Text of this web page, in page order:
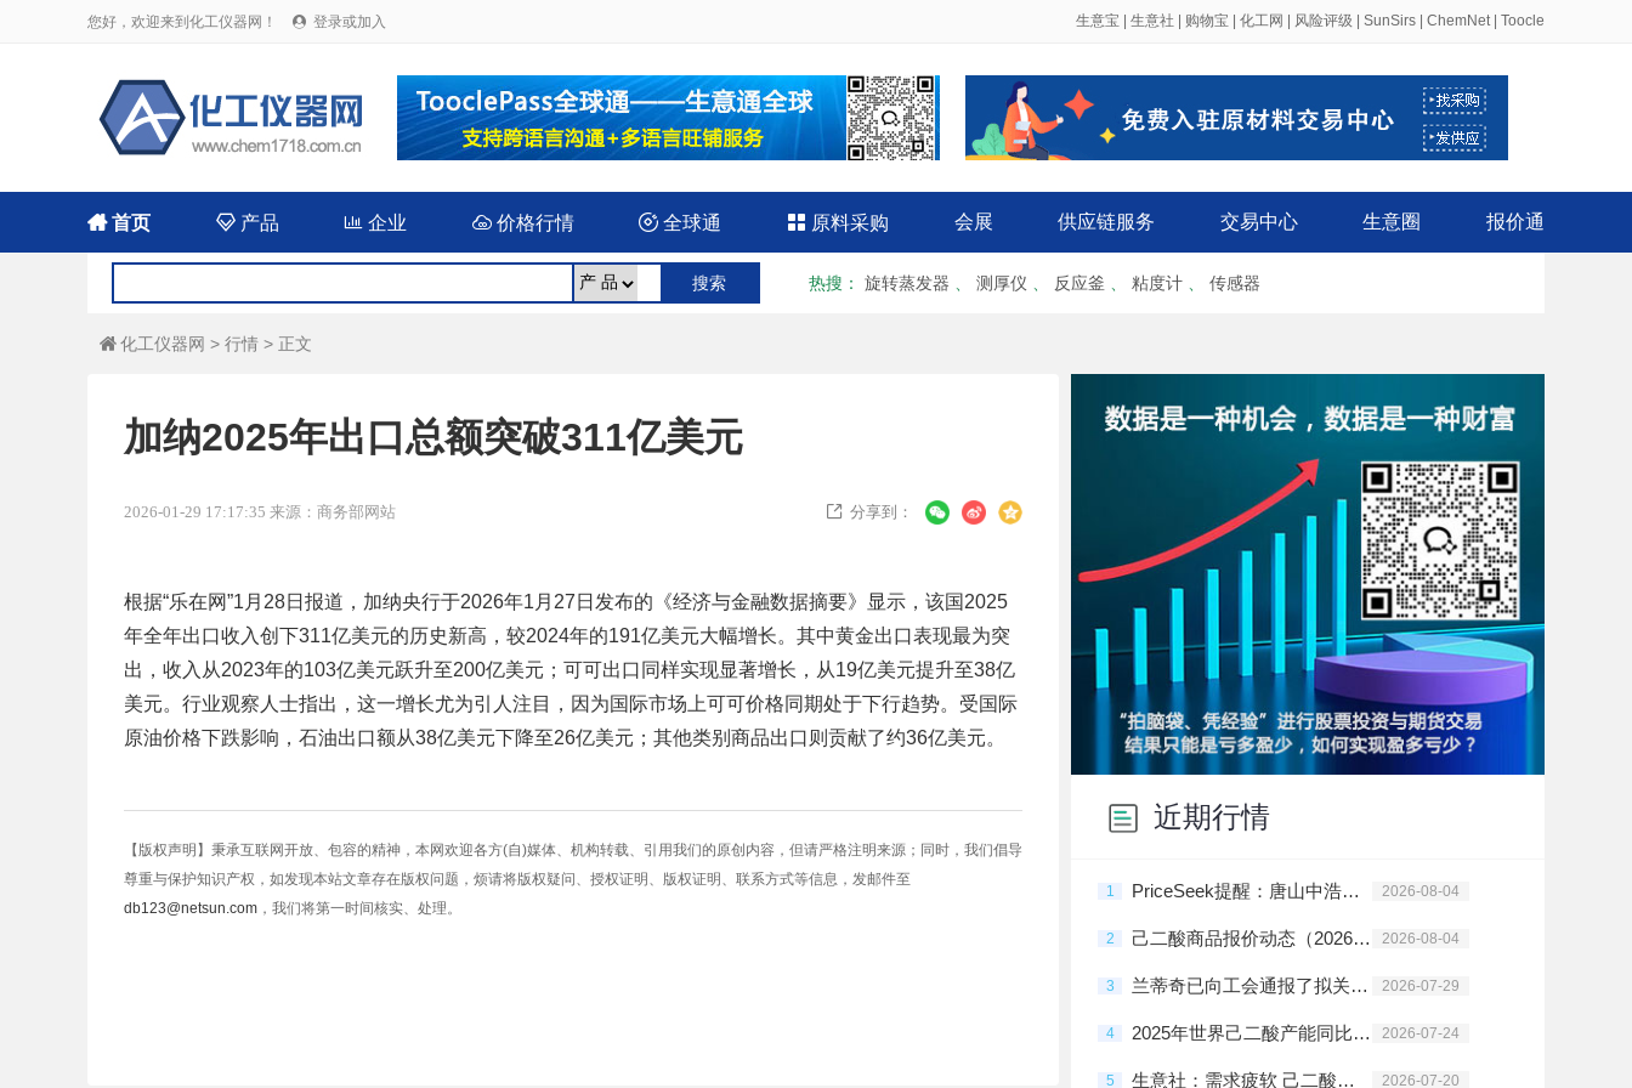
您好，欢迎来到化工仪器网！  登录或加入 生意宝 生意社 购物宝 化工网 风险评级 SunSirs ChemNet| Toocle
首页 产品  企业 价格行情  全球通  原料采购 会展 供应链服务 交易中心 生意圈 报价通
热搜 ： 旋转蒸发器 测厚仪 反应釜 粘度计 传感器
 化工仪器网 > 行情 > 正文
加纳2025年出口总额突破311亿美元
2026-01-29 17:17:35 来源：商务部网站  分享到：
根据“乐在网”1月28日报道，加纳央行于2026年1月27日发布的《经济与金融数据摘要》显示，该国2025
年全年出口收入创下311亿美元的历史新高，较2024年的191亿美元大幅增长。其中黄金出口表现最为突
出，收入从2023年的103亿美元跃升至200亿美元；可可出口同样实现显著增长，从19亿美元提升至38亿
美元。行业观察人士指出，这一增长尤为引人注目，因为国际市场上可可价格同期处于下行趋势。受国际
原油价格下跌影响，石油出口额从38亿美元下降至26亿美元；其他类别商品出口则贡献了约36亿美元。
【版权声明】秉承互联网开放、包容的精神，本网欢迎各方(自)媒体、机构转载、引用我们的原创内容，但请严格注明来源；同时，我们倡导
尊重与保护知识产权，如发现本站文章存在版权问题，烦请将版权疑问、授权证明、版权证明、联系方式等信息，发邮件至
db123@netsun.com ，我们将第一时间核实、处理。
近期行情
1 PriceSeek提醒：唐山中浩己二酸装置8月停车检修 2026-08-04
2 己二酸商品报价动态（2026-08-04） 2026-08-04
3 兰蒂奇已向工会通报了拟关闭己二酸的生产装置 2026-07-29
4 2025年世界己二酸产能同比增长5.4% 2026-07-24
5 生意社：需求疲软 己二酸行情上涨承压 2026-07-20